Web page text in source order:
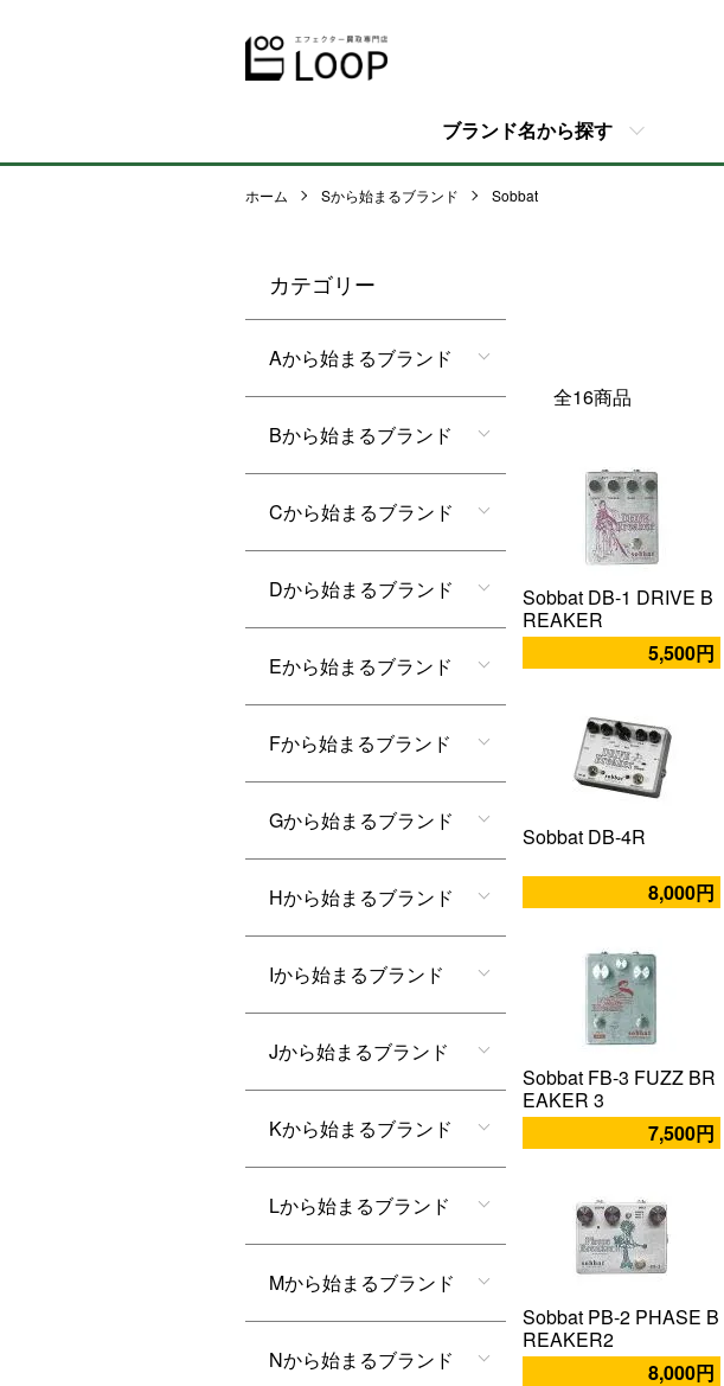
ブランド名から探す
ホーム Sから始まるブランド Sobbat
全16商品
Sobbat DB-1 DRIVE B
REAKER
5,500円
Sobbat DB-4R
8,000円
Sobbat FB-3 FUZZ BR
EAKER 3
7,500円
Sobbat PB-2 PHASE B
REAKER2
8,000円
カテゴリー
Aから始まるブランド
Bから始まるブランド
Cから始まるブランド
Dから始まるブランド
Eから始まるブランド
Fから始まるブランド
Gから始まるブランド
Hから始まるブランド
Iから始まるブランド
Jから始まるブランド
Kから始まるブランド
Lから始まるブランド
Mから始まるブランド
Nから始まるブランド